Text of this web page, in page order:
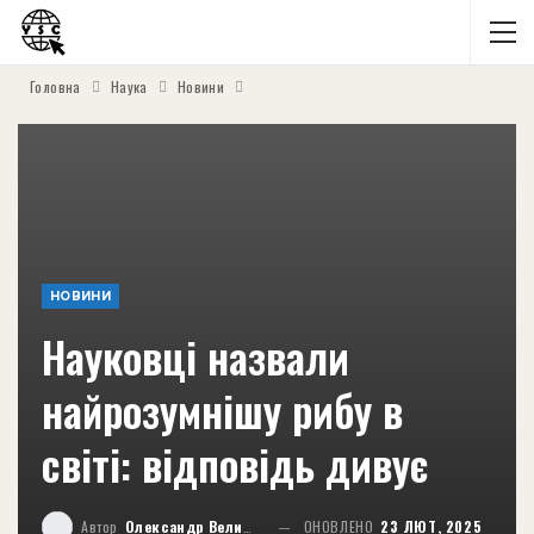
Головна Наука Новини
НОВИНИ
Науковці назвали
найрозумнішу рибу в
світі: відповідь дивує
Автор Олександр Великий ОНОВЛЕНО 23 ЛЮТ, 2025